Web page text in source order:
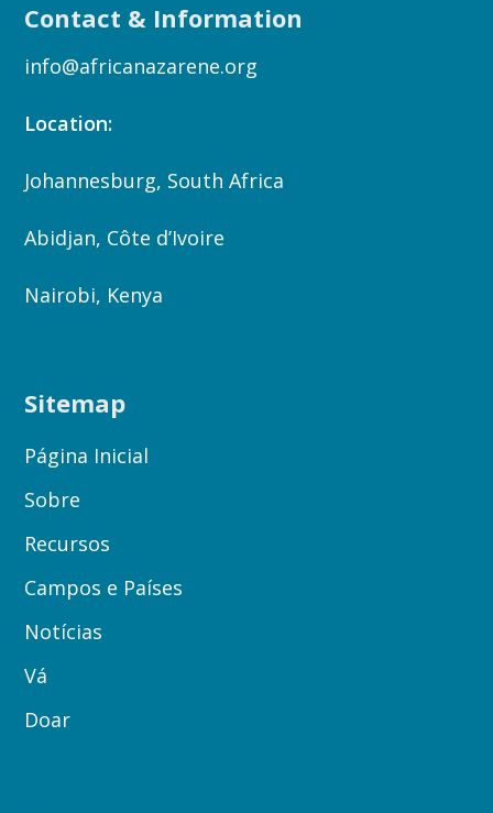
Contact & Information
info@africanazarene.org
Location:
Johannesburg, South Africa
Abidjan, Côte d’Ivoire
Nairobi, Kenya
Sitemap
Página Inicial
Sobre
Recursos
Campos e Países
Notícias
Vá
Doar